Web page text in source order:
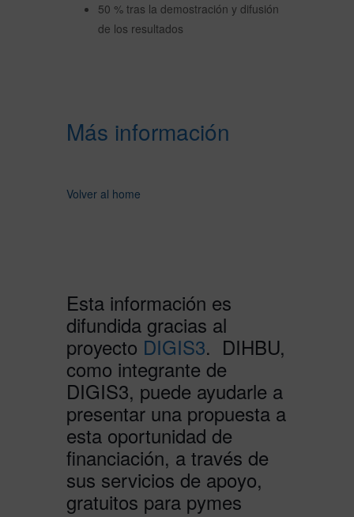
50 % tras la demostración y difusión
de los resultados
Más información
Volver al home
Esta información es
difundida gracias al
proyecto DIGIS3. DIHBU,
como integrante de
DIGIS3, puede ayudarle a
presentar una propuesta a
esta oportunidad de
financiación, a través de
sus servicios de apoyo,
gratuitos para pymes